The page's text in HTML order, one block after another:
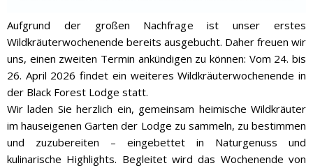
Aufgrund der großen Nachfrage ist unser erstes
Wildkräuterwochenende bereits ausgebucht. Daher freuen wir
uns, einen zweiten Termin ankündigen zu können: Vom 24. bis
26. April 2026 findet ein weiteres Wildkräuterwochenende in
der Black Forest Lodge statt.
Wir laden Sie herzlich ein, gemeinsam heimische Wildkräuter
im hauseigenen Garten der Lodge zu sammeln, zu bestimmen
und zuzubereiten – eingebettet in Naturgenuss und
kulinarische Highlights. Begleitet wird das Wochenende von